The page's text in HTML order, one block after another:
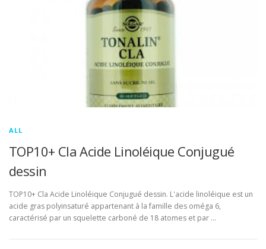
ALL
TOP10+ Cla Acide Linoléique Conjugué
dessin
TOP10+ Cla Acide Linoléique Conjugué dessin. L'acide linoléique est un
acide gras polyinsaturé appartenant à la famille des oméga 6,
caractérisé par un squelette carboné de 18 atomes et par …